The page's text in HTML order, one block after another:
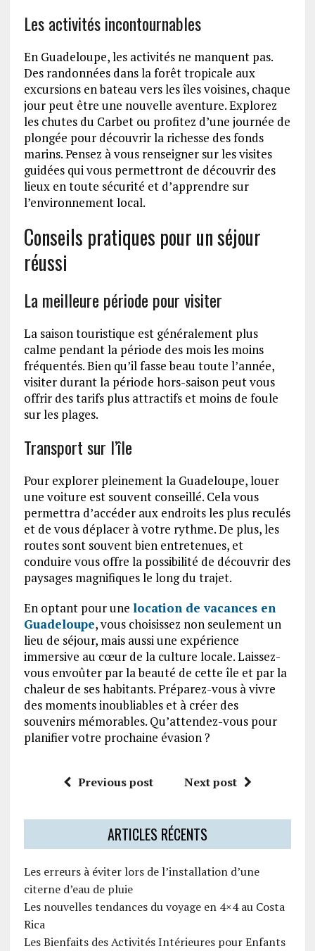
Les activités incontournables
En Guadeloupe, les activités ne manquent pas.
Des randonnées dans la forêt tropicale aux
excursions en bateau vers les îles voisines, chaque
jour peut être une nouvelle aventure. Explorez
les chutes du Carbet ou profitez d’une journée de
plongée pour découvrir la richesse des fonds
marins. Pensez à vous renseigner sur les visites
guidées qui vous permettront de découvrir des
lieux en toute sécurité et d’apprendre sur
l’environnement local.
Conseils pratiques pour un séjour
réussi
La meilleure période pour visiter
La saison touristique est généralement plus
calme pendant la période des mois les moins
fréquentés. Bien qu’il fasse beau toute l’année,
visiter durant la période hors-saison peut vous
offrir des tarifs plus attractifs et moins de foule
sur les plages.
Transport sur l’île
Pour explorer pleinement la Guadeloupe, louer
une voiture est souvent conseillé. Cela vous
permettra d’accéder aux endroits les plus reculés
et de vous déplacer à votre rythme. De plus, les
routes sont souvent bien entretenues, et
conduire vous offre la possibilité de découvrir des
paysages magnifiques le long du trajet.
En optant pour une location de vacances en
Guadeloupe, vous choisissez non seulement un
lieu de séjour, mais aussi une expérience
immersive au cœur de la culture locale. Laissez-
vous envoûter par la beauté de cette île et par la
chaleur de ses habitants. Préparez-vous à vivre
des moments inoubliables et à créer des
souvenirs mémorables. Qu’attendez-vous pour
planifier votre prochaine évasion ?
Previous post Next post
ARTICLES RÉCENTS
Les erreurs à éviter lors de l’installation d’une
citerne d’eau de pluie
Les nouvelles tendances du voyage en 4×4 au Costa
Rica
Les Bienfaits des Activités Intérieures pour Enfants